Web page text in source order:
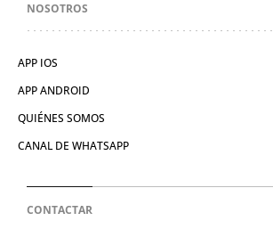
NOSOTROS
APP IOS
APP ANDROID
QUIÉNES SOMOS
CANAL DE WHATSAPP
CONTACTAR